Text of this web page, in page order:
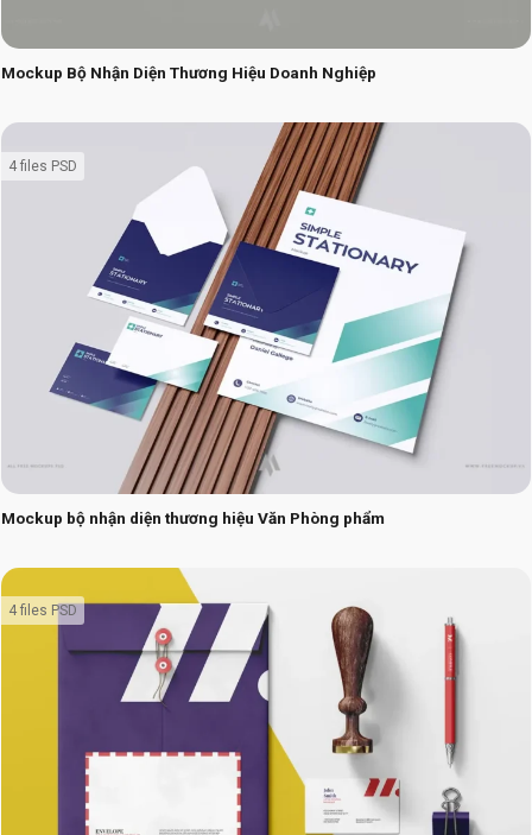
Mockup Bộ Nhận Diện Thương Hiệu Doanh Nghiệp
Mockup bộ nhận diện thương hiệu Văn Phòng phẩm
4 files PSD
4 files PSD